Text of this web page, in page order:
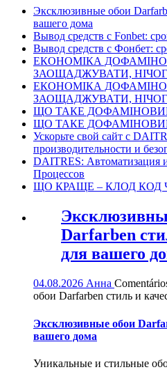
Эксклюзивные обои
вашего дома
Вывод средств с Fonbet:
Вывод средств с Фонбет:
ЕКОНОМІКА
ЗАОЩАДЖУВАТИ,
ЕКОНОМІКА
ЗАОЩАДЖУВАТИ,
ЩО ТАКЕ
ЩО ТАКЕ
Ускорьте свой сайт с
производительности и
DAITRES: Автоматизация
Процессов
ЩО КРАЩЕ – КЛОД КОД
Darfarben
для вашего
04.08.2026 Анна
обои Darfarben стиль и
Эксклюзивные обои
вашего дома
Уникальные и стильные